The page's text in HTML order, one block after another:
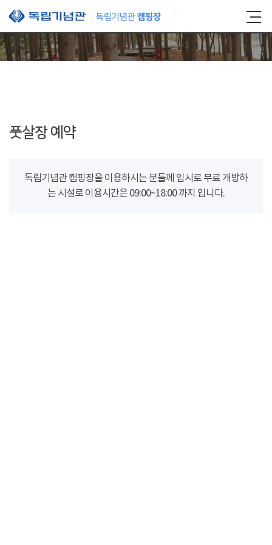
본문 바로가기
풋살장 예약
독립기념관 캠핑장을 이용하시는 분들께 임시로 무료 개방하
는 시설로 이용시간은 09:00~18:00 까지 입니다.